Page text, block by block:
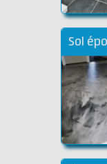
Sol